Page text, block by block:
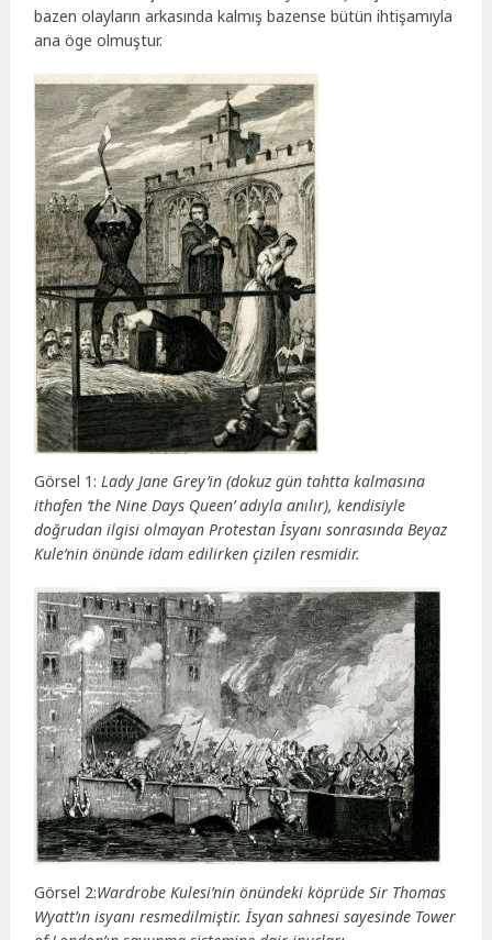
bazen olayların arkasında kalmış bazense bütün ihtişamıyla
ana öge olmuştur.
Görsel 1:Lady Jane Grey’in (dokuz gün tahtta kalmasına
ithafen ‘the Nine Days Queen’ adıyla anılır), kendisiyle
doğrudan ilgisi olmayan Protestan İsyanı sonrasında Beyaz
Kule’nin önünde idam edilirken çizilen resmidir.
Görsel 2:Wardrobe Kulesi’nin önündeki köprüde Sir Thomas
Wyatt’ın isyanı resmedilmiştir. İsyan sahnesi sayesinde Tower